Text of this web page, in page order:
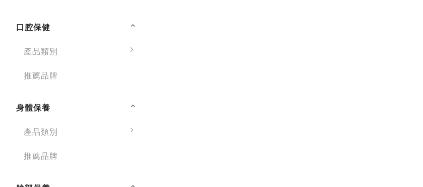
口腔保健
產品類別
推薦品牌
身體保養
產品類別
推薦品牌